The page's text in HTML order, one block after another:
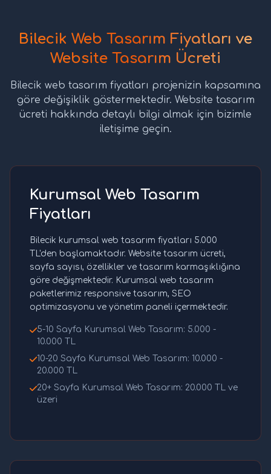
Bilecik Web Tasarım Fiyatları ve
Website Tasarım Ücreti
Bilecik web tasarım fiyatları projenizin kapsamına
göre değişiklik göstermektedir. Website tasarım
ücreti hakkında detaylı bilgi almak için bizimle
iletişime geçin.
Kurumsal Web Tasarım
Fiyatları
Bilecik kurumsal web tasarım fiyatları 5.000
TL'den başlamaktadır. Website tasarım ücreti,
sayfa sayısı, özellikler ve tasarım karmaşıklığına
göre değişmektedir. Kurumsal web tasarım
paketlerimiz responsive tasarım, SEO
optimizasyonu ve yönetim paneli içermektedir.
5-10 Sayfa Kurumsal Web Tasarım: 5.000 -
10.000 TL
10-20 Sayfa Kurumsal Web Tasarım: 10.000 -
20.000 TL
20+ Sayfa Kurumsal Web Tasarım: 20.000 TL ve
üzeri